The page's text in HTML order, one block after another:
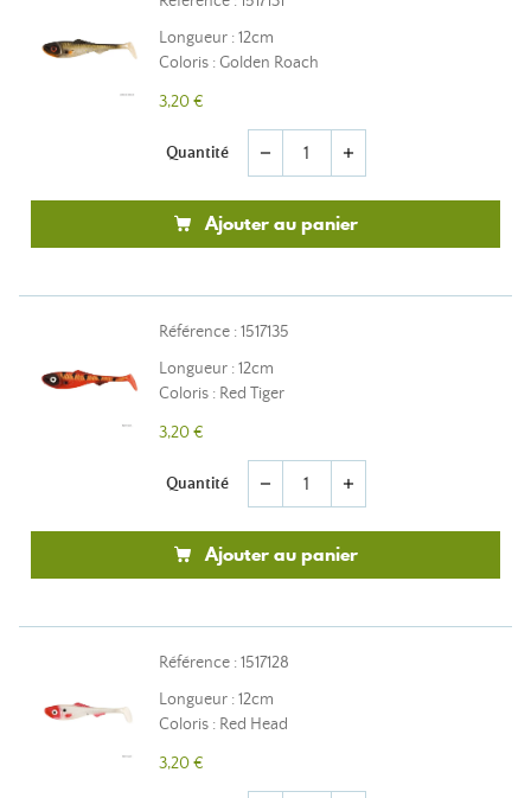
Longueur : 12cm
Coloris : Golden Roach
3,20 €
Quantité remove add
Ajouter au panier
Référence : 1517135
Longueur : 12cm
Coloris : Red Tiger
3,20 €
Quantité remove add
Ajouter au panier
Référence : 1517128
Longueur : 12cm
Coloris : Red Head
3,20 €